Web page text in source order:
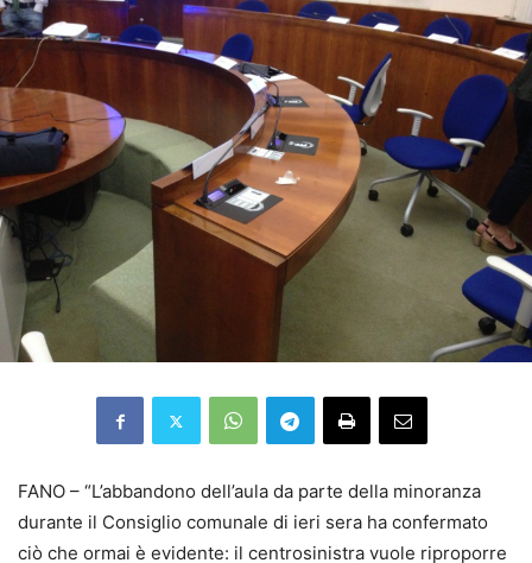
FANO – “L’abbandono dell’aula da parte della minoranza
durante il Consiglio comunale di ieri sera ha confermato
ciò che ormai è evidente: il centrosinistra vuole riproporre